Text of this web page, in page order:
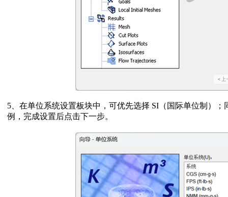
5 在单位系统设置板块中，可优先选择 SI （国际单位制）
例，完成设置后点击下一步。